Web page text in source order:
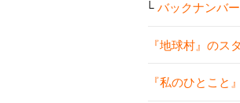
バックナンバ
『地球村』のス
『私のひとこと